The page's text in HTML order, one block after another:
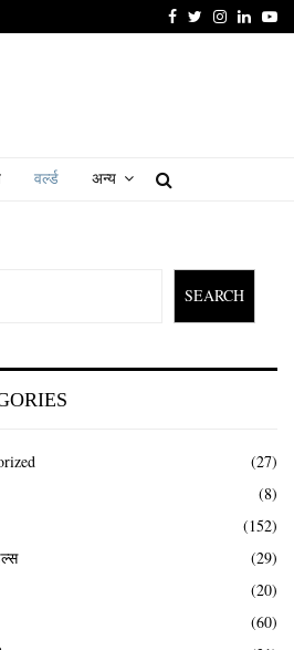
FacebookTwitter
Instagram
वर्ल्ड अन्य
SEARCH
(27)
(8)
(152)
(29)
(20)
(60)